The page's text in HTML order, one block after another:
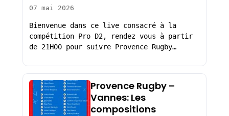
07 mai 2026
Bienvenue dans ce live consacré à la
compétition Pro D2, rendez vous à partir
de 21H00 pour suivre Provence Rugby…
Provence Rugby –
Vannes: Les
compositions